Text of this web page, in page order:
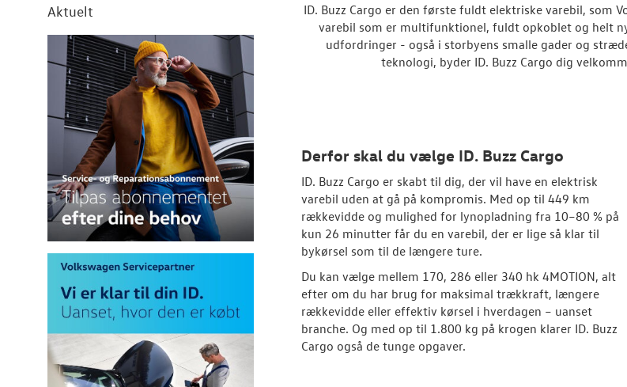
Aktuelt
ID. Buzz Cargo er den første fuldt elektriske varebil, som
varebil som er multifunktionel, fuldt opkoblet og helt
udfordringer - også i storbyens smalle gader og
teknologi, byder ID. Buzz Cargo dig
Derfor skal du vælge ID. Buzz Cargo
ID. Buzz Cargo er skabt til dig, der vil have en elektrisk
varebil uden at gå på kompromis. Med op til 449 km
rækkevidde og mulighed for lynopladning fra 10–80 % på
kun 26 minutter får du en varebil, der er lige så klar til
bykørsel som til de længere ture.
Du kan vælge mellem 170, 286 eller 340 hk 4MOTION, alt
efter om du har brug for maksimal trækkraft, længere
rækkevidde eller effektiv kørsel i hverdagen – uanset
branche. Og med op til 1.800 kg på krogen klarer ID. Buzz
Cargo også de tunge opgaver.